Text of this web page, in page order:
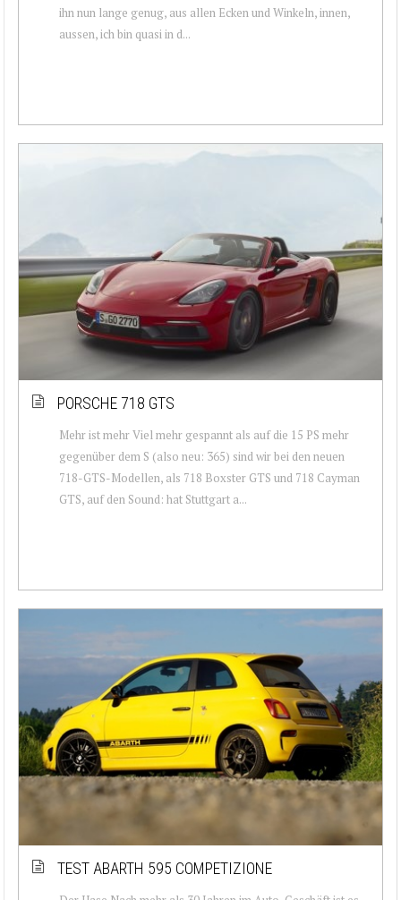
ihn nun lange genug, aus allen Ecken und Winkeln, innen,
aussen, ich bin quasi in d...
PORSCHE 718 GTS
Mehr ist mehr Viel mehr gespannt als auf die 15 PS mehr
gegenüber dem S (also neu: 365) sind wir bei den neuen
718-GTS-Modellen, als 718 Boxster GTS und 718 Cayman
GTS, auf den Sound: hat Stuttgart a...
TEST ABARTH 595 COMPETIZIONE